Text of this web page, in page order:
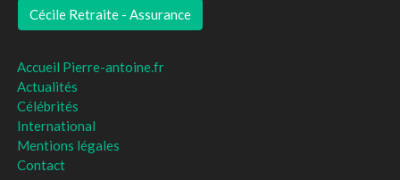
Cécile Retraite - Assurance
Accueil Pierre-antoine.fr
Actualités
Célébrités
International
Mentions légales
Contact